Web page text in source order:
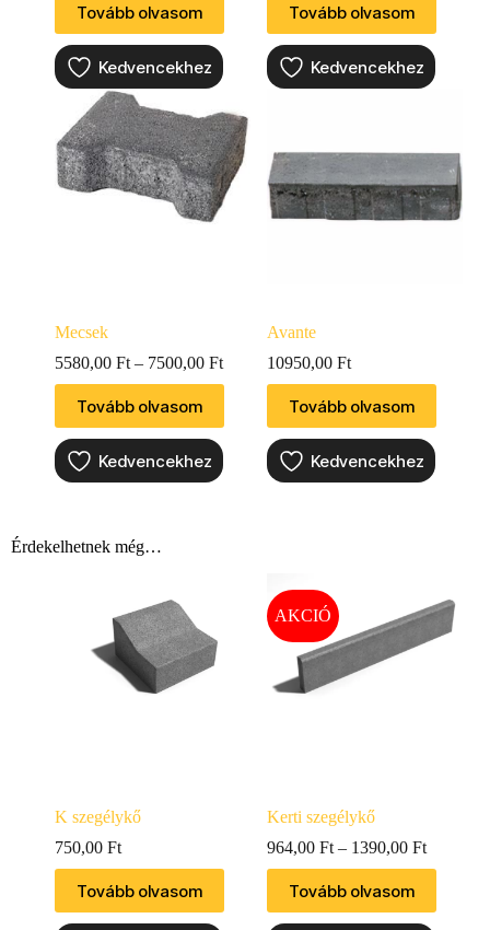
Tovább olvasom
Kedvencekhez
Tovább olvasom
Kedvencekhez
Mecsek
5580,00 Ft – 7500,00 Ft
Tovább olvasom
Kedvencekhez
Avante
10950,00 Ft
Tovább olvasom
Kedvencekhez
Érdekelhetnek még…
K szegélykő
750,00 Ft
Tovább olvasom
AKCIÓ
Kerti szegélykő
964,00 Ft – 1390,00 Ft
Tovább olvasom